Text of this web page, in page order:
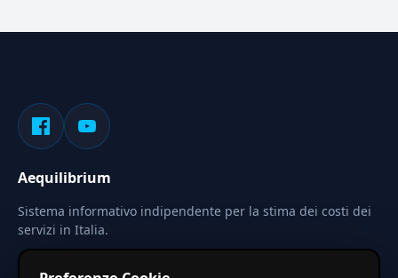
Aequilibrium
Sistema informativo indipendente per la stima dei costi dei
servizi in Italia.